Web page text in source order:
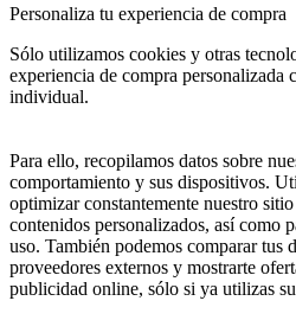
Personaliza tu experiencia de compra
Sólo utilizamos cookies y otras
experiencia de compra personalizada
individual.
Para ello, recopilamos datos sobre
comportamiento y sus dispositivos.
optimizar constantemente nuestro
contenidos personalizados, así como
uso. También podemos comparar tus
proveedores externos y mostrarte
publicidad online, sólo si ya utilizas